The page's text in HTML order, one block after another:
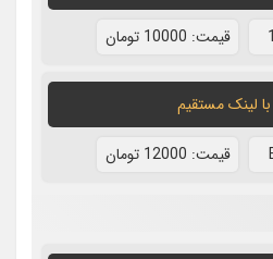
قيمت: 10000 تومان
با لينک مستقيم
قيمت: 12000 تومان